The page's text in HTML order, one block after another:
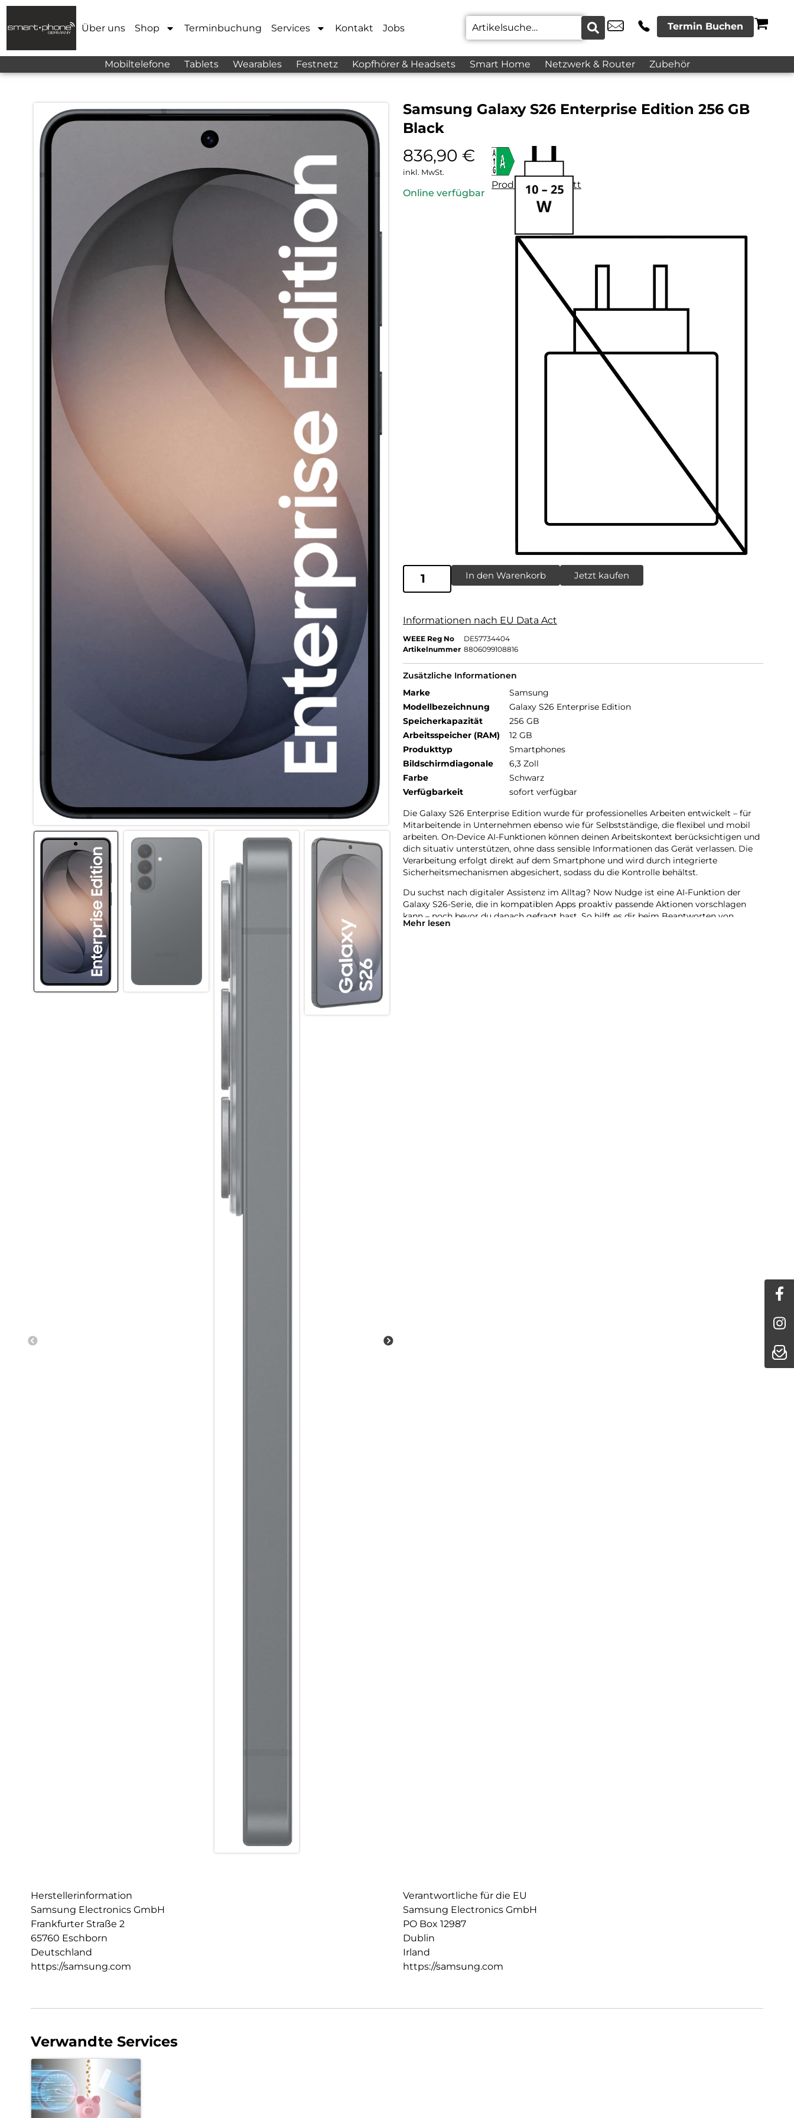
Über uns Shop Terminbuchung Services Kontakt Jobs Termin Buchen
Mobiltelefone Tablets Wearables Festnetz Kopfhörer & Headsets Smart Home Netzwerk & Router Zubehör
Samsung Galaxy S26 Enterprise Edition 256 GB
Black
836,90 €
inkl. MwSt.
Online verfügbar
Produktdatenblatt
In den Warenkorb Jetzt kaufen
Informationen nach EU Data Act
WEEE Reg No
DE57734404
Artikelnummer 8806099108816
Zusätzliche Informationen
Marke
Samsung
Modellbezeichnung
Galaxy S26 Enterprise Edition
Speicherkapazität
256 GB
Arbeitsspeicher (RAM)
12 GB
Produkttyp
Smartphones
Bildschirmdiagonale
6,3 Zoll
Farbe
Schwarz
Verfügbarkeit
sofort verfügbar
Die Galaxy S26 Enterprise Edition wurde für professionelles Arbeiten entwickelt – für
Mitarbeitende in Unternehmen ebenso wie für Selbstständige, die flexibel und mobil
arbeiten. On-Device AI-Funktionen können deinen Arbeitskontext berücksichtigen und
dich situativ unterstützen, ohne dass sensible Informationen das Gerät verlassen. Die
Verarbeitung erfolgt direkt auf dem Smartphone und wird durch integrierte
Sicherheitsmechanismen abgesichert, sodass du die Kontrolle behältst.
Du suchst nach digitaler Assistenz im Alltag? Now Nudge ist eine AI-Funktion der
Galaxy S26-Serie, die in kompatiblen Apps proaktiv passende Aktionen vorschlagen
kann – noch bevor du danach gefragt hast. So hilft es dir beim Beantworten von
Nachrichten und Teilen von Medien.
Mehr lesen
Herstellerinformation
Samsung Electronics GmbH
Frankfurter Straße 2
65760 Eschborn
Deutschland
https://samsung.com
Verantwortliche für die EU
Samsung Electronics GmbH
PO Box 12987
Dublin
Irland
https://samsung.com
Verwandte Services